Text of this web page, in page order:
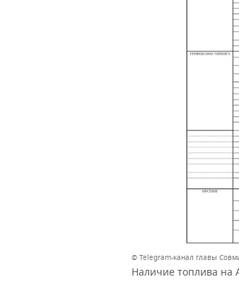
© Telegram-канал главы
Наличие топлива на